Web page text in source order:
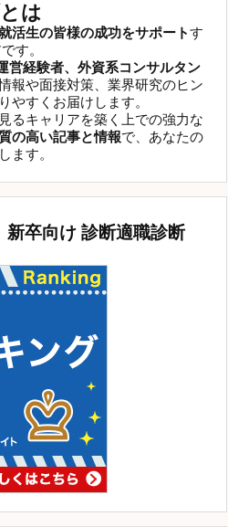
は
活生の皆様の成功をサポートす
す。
営経験者、外資系コンサルタン
報や面接対策、業界研究のヒン
やすくお届けします。
るキャリアを築く上での強力な
の高い記事と情報で、あなたの
ます。
新卒向け 診断適職診断